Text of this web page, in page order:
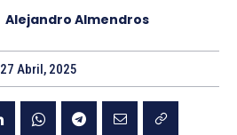
Alejandro Almendros
27 Abril, 2025